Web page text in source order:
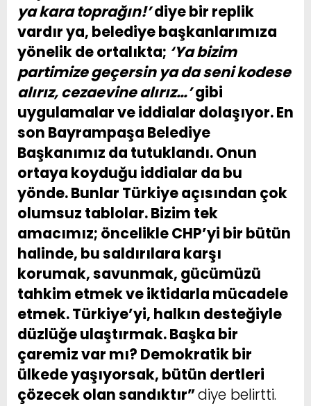
ya kara toprağın!’diye bir replik
vardır ya, belediye başkanlarımıza
yönelik de ortalıkta; ‘Ya bizim
partimize geçersin ya da seni kodese
alırız, cezaevine alırız…’gibi
uygulamalar ve iddialar dolaşıyor. En
son Bayrampaşa Belediye
Başkanımız da tutuklandı. Onun
ortaya koyduğu iddialar da bu
yönde. Bunlar Türkiye açısından çok
olumsuz tablolar. Bizim tek
amacımız; öncelikle CHP’yi bir bütün
halinde, bu saldırılara karşı
korumak, savunmak, gücümüzü
tahkim etmek ve iktidarla mücadele
etmek. Türkiye’yi, halkın desteğiyle
düzlüğe ulaştırmak. Başka bir
çaremiz var mı? Demokratik bir
ülkede yaşıyorsak, bütün dertleri
çözecek olan sandıktır”diye belirtti.